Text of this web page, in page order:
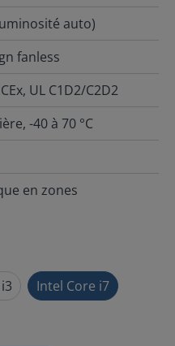
auto)
fanless
UL C1D2/C2D2
-40 à 70 °C
en zones
Intel Core i7